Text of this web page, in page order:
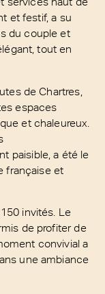
et festif, a su
du couple et
tout en
de Chartres,
espaces
et chaleureux.
paisible, a été le
française et
invités. Le
de profiter de
convivial a
une ambiance